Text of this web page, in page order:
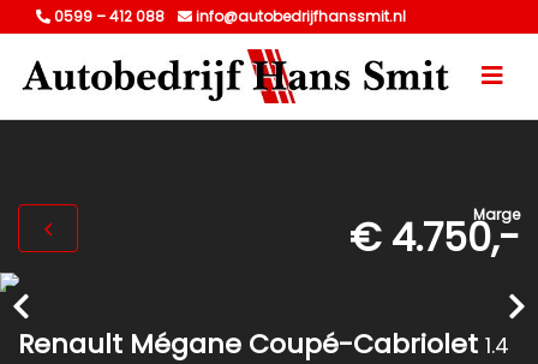
0599 – 412 088 info@autobedrijfhanssmit.nl
Marge
€ 4.750,-
Renault Mégane Coupé-Cabriolet 1.4